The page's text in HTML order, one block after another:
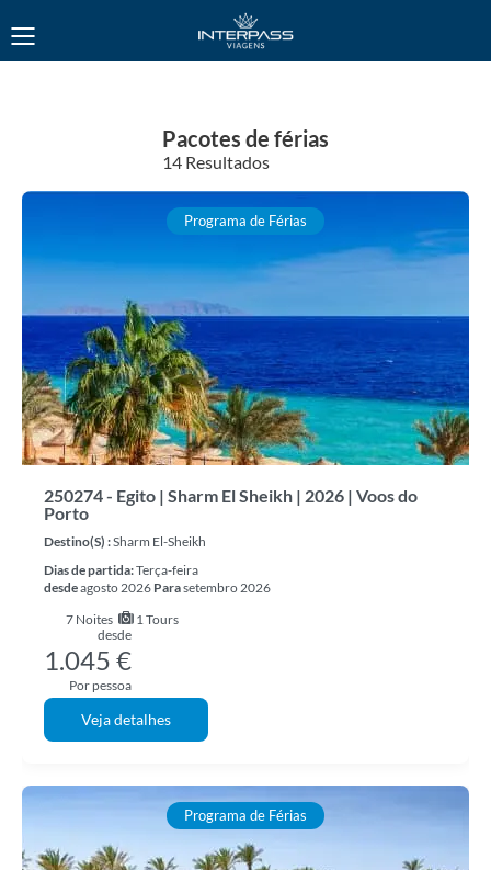
Pacotes de férias
14 Resultados
Programa de Férias
250274 - Egito | Sharm El Sheikh | 2026 | Voos do
Porto
Destino(s) :Sharm El-Sheikh
Dias de partida:Terça-feira
desdeagosto 2026 Parasetembro 2026
7 Noites
1 Tours
desde
1.045 €
Por pessoa
Veja detalhes
Programa de Férias